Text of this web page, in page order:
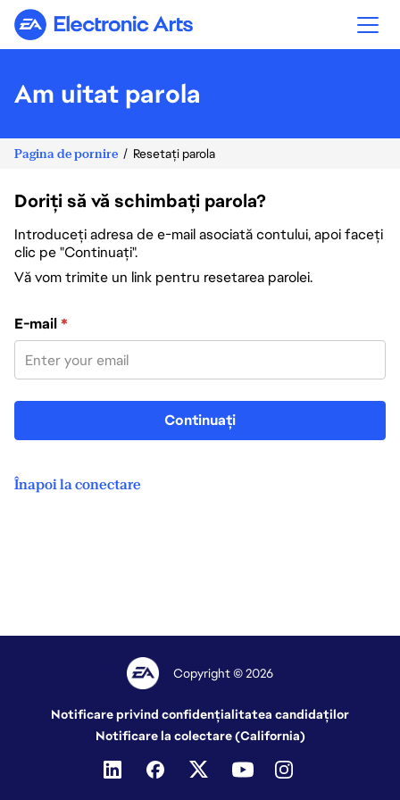
Electronic Arts
Am uitat parola
Pagina de pornire Resetați parola
Doriți să vă schimbați parola?
Introduceți adresa de e-mail asociată contului, apoi faceți
clic pe "Continuați".
Vă vom trimite un link pentru resetarea parolei.
Resetați parola cu adresa de e-mail
E-mail*
Continuați
Înapoi la conectare
Copyright © 2026
Notificare privind confidențialitatea candidaților
Notificare la colectare (California)